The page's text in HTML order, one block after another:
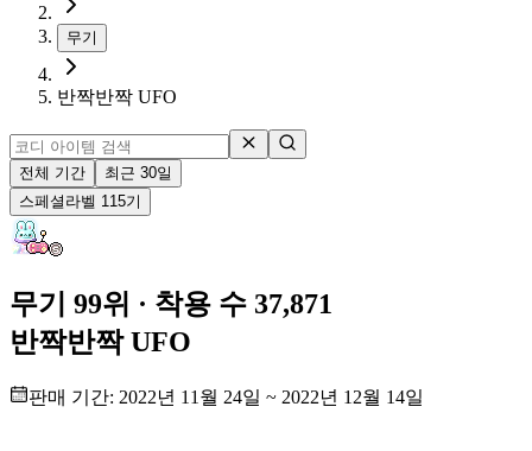
무기
반짝반짝 UFO
전체 기간
최근 30일
스페셜 라벨 115기
무기 99위 · 착용 수 37,871
반짝반짝 UFO
판매 기간: 2022년 11월 24일 ~ 2022년 12월 14일